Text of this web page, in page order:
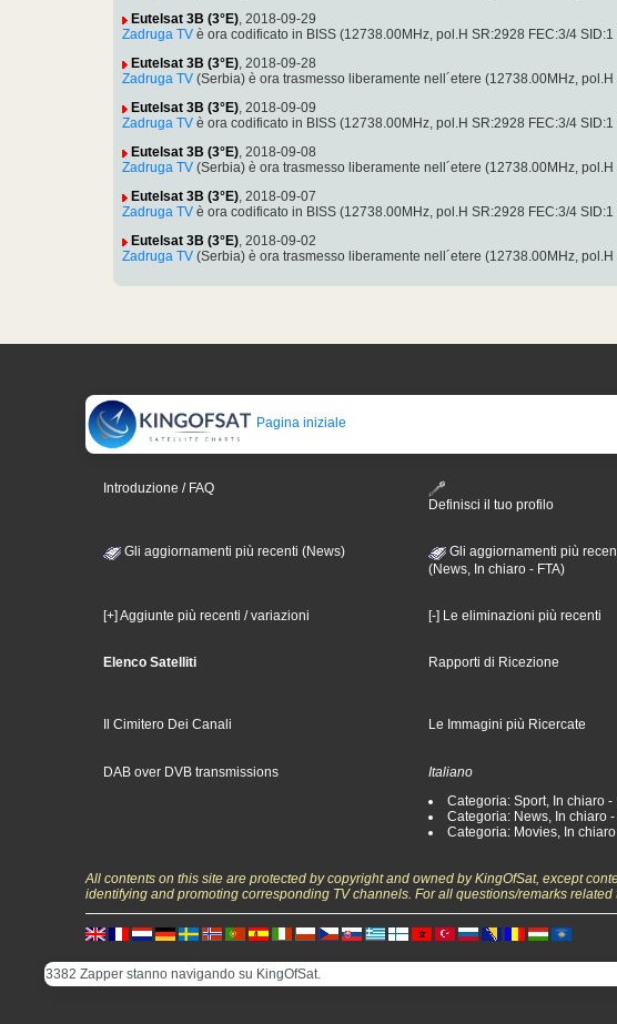
Eutelsat 3B (3°E), 2018-09-29
Zadruga TV è ora codificato in BISS (12738.00MHz, pol.H SR:2928 FEC:3/4 SID:1
Eutelsat 3B (3°E), 2018-09-28
Zadruga TV (Serbia) è ora trasmesso liberamente nell´etere (12738.00MHz,
Eutelsat 3B (3°E), 2018-09-09
Zadruga TV è ora codificato in BISS (12738.00MHz, pol.H SR:2928 FEC:3/4 SID:1
Eutelsat 3B (3°E), 2018-09-08
Zadruga TV (Serbia) è ora trasmesso liberamente nell´etere (12738.00MHz,
Eutelsat 3B (3°E), 2018-09-07
Zadruga TV è ora codificato in BISS (12738.00MHz, pol.H SR:2928 FEC:3/4 SID:1
Eutelsat 3B (3°E), 2018-09-02
Zadruga TV (Serbia) è ora trasmesso liberamente nell´etere (12738.00MHz,
Pagina iniziale
Introduzione / FAQ
Definisci il tuo profilo
Gli aggiornamenti più recenti (News)
Gli aggiornamenti più
(News, In chiaro - FTA)
[+] Aggiunte più recenti / variazioni [-] Le eliminazioni più recenti
Elenco Satelliti Rapporti di Ricezione
Il Cimitero Dei Canali Le Immagini più Ricercate
DAB over DVB transmissions
Italiano
Categoria: Sport, In chiaro -
Categoria: News, In chiaro -
Categoria: Movies, In chiaro
All contents on this site are protected by copyright and owned by KingOfSat, except
identifying and promoting corresponding TV channels. For all questions/remarks
3382 Zapper stanno navigando su KingOfSat.